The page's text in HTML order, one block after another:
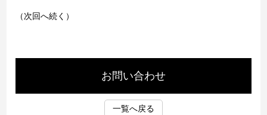
（次回へ続く）
お問い合わせ
一覧へ戻る